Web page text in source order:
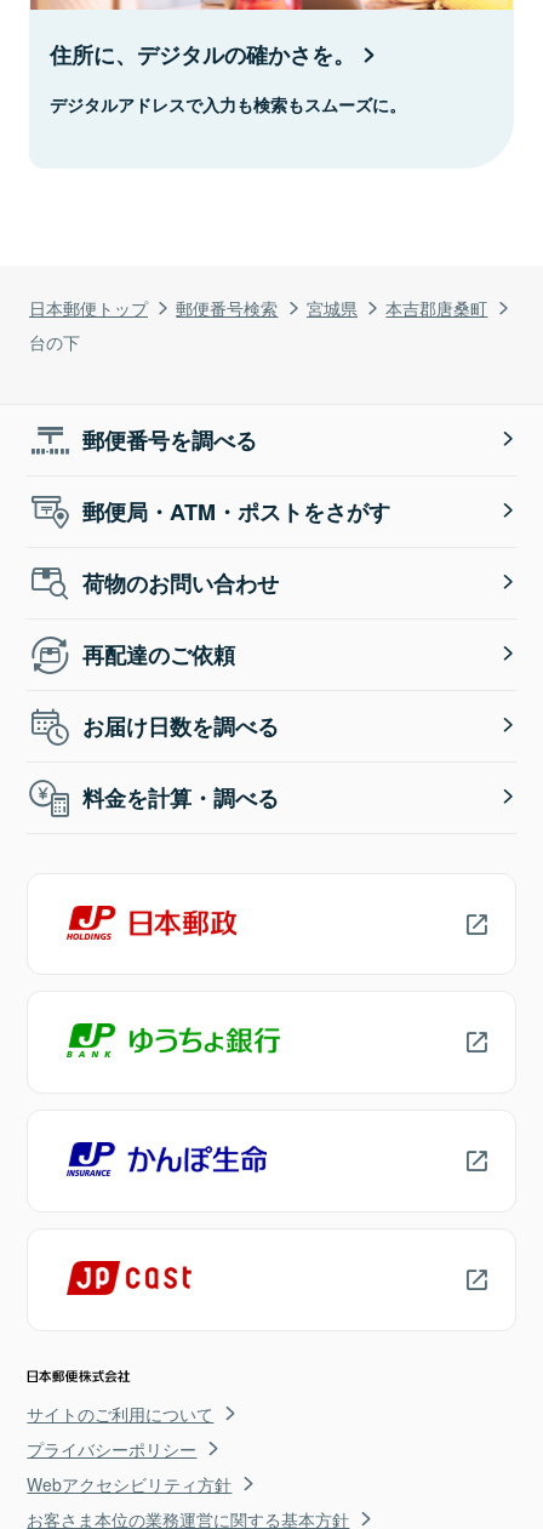
日本郵便トップ 郵便番号検索 宮城県
本吉郡唐桑町
台の下
住所に、デジタルの確かさを。
デジタルアドレスで入力も検索もスムーズに。
郵便番号を調べる
郵便局・ATM・ポストをさがす
荷物のお問い合わせ
再配達のご依頼
お届け日数を調べる
料金を計算・調べる
サイトのご利用について
プライバシーポリシー
Webアクセシビリティ方針
お客さま本位の業務運営に関する基本方針